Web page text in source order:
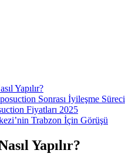
Yapılır?
Sonrası İyileşme Süreci
Fiyatları 2025
Trabzon İçin Görüşü
Yapılır?